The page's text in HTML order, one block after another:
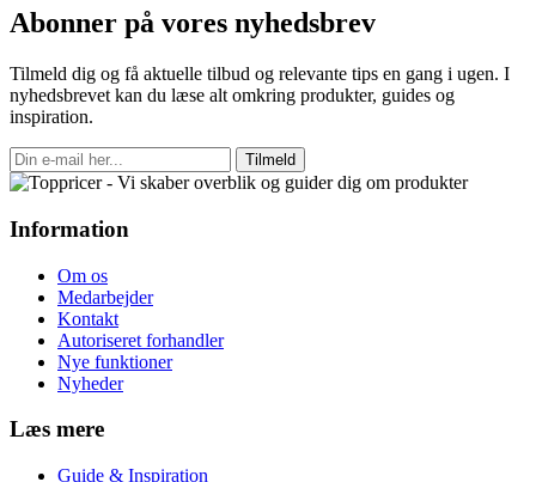
Abonner på vores nyhedsbrev
Tilmeld dig og få aktuelle tilbud og relevante tips en gang i ugen. I
nyhedsbrevet kan du læse alt omkring produkter, guides og
inspiration.
Tilmeld
Information
Om os
Medarbejder
Kontakt
Autoriseret forhandler
Nye funktioner
Nyheder
Læs mere
Guide & Inspiration